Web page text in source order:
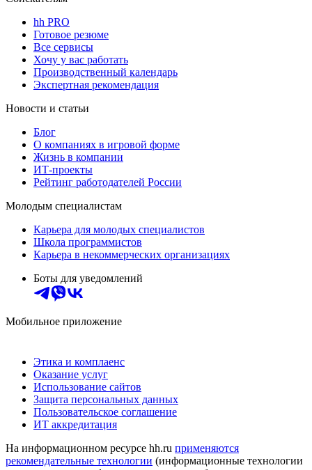
hh PRO
Готовое резюме
Все сервисы
Хочу у вас работать
Производственный календарь
Экспертная рекомендация
Новости и статьи
Блог
О компаниях в игровой форме
Жизнь в компании
ИТ-проекты
Рейтинг работодателей России
Молодым специалистам
Карьера для молодых специалистов
Школа программистов
Карьера в некоммерческих организациях
Боты для уведомлений
Мобильное приложение
Этика и комплаенс
Оказание услуг
Использование сайтов
Защита персональных данных
Пользовательское соглашение
ИТ аккредитация
На информационном ресурсе hh.ru применяются
рекомендательные технологии (информационные технологии